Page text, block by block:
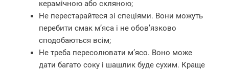
керамічною або скляною;
Не перестарайтеся зі спеціями. Вони можуть
перебити смак м’яса і не обов’язково
сподобаються всім;
Не треба пересолювати м’ясо. Воно може
дати багато соку і шашлик буде сухим. Краще